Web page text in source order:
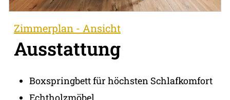
Zimmerplan - Ansicht
Ausstattung
Boxspringbett für höchsten Schlafkomfort
Echtholzmöbel